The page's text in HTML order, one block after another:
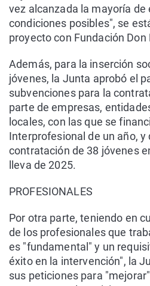
vez alcanzada la mayoría de
condiciones posibles", se
proyecto con Fundación Don
Además, para la inserción
jóvenes, la Junta aprobó el
subvenciones para la
parte de empresas,
locales, con las que se
Interprofesional de un año,
contratación de 38 jóvenes
lleva de 2025.
PROFESIONALES
Por otra parte, teniendo en
de los profesionales que
es "fundamental" y un
éxito en la intervención", la
sus peticiones para